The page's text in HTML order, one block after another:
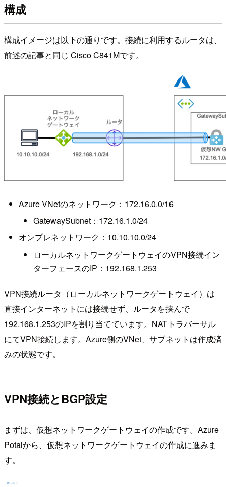
構成
構成イメージは以下の通りです。接続に利用するルータは、
前述の記事と同じ Cisco C841Mです。
Azure VNetのネットワーク：172.16.0.0/16
GatewaySubnet：172.16.1.0/24
オンプレネットワーク：10.10.10.0/24
ローカルネットワークゲートウェイのVPN接続イン
ターフェースのIP：192.168.1.253
VPN接続ルータ（ローカルネットワークゲートウェイ）は
直接インターネットには接続せず、ルータを挟んで
192.168.1.253のIPを割り当てています。NATトラバーサル
にてVPN接続します。Azure側のVNet、サブネットは作成済
みの状態です。
VPN接続とBGP設定
まずは、仮想ネットワークゲートウェイの作成です。Azure
Potalから、仮想ネットワークゲートウェイの作成に進みま
す。